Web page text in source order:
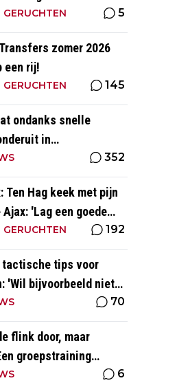
in de kerk'
5
zomer 2026
een rij!
145
ondanks snelle
in
tegen FC Dordrecht
352
Ten Hag keek met pijn
'Lag een goede
te borduren'
192
tactische tips voor
'Wil bijvoorbeeld niet
naar binnen komt' 70
flink door, maar
groepstraining
vrij lastig in je
6